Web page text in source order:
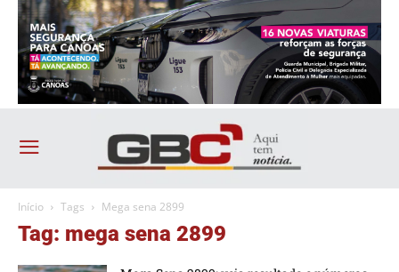
Início Tags Mega sena 2899
Tag: mega sena 2899